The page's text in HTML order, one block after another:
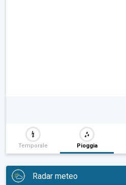
Temporale Pioggia
Radar meteo